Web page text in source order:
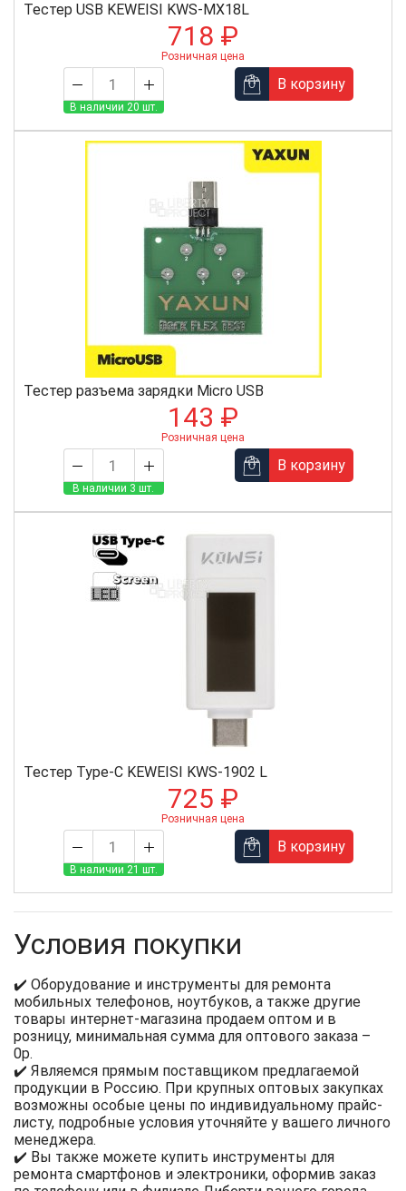
Тестер USB KEWEISI KWS-MX18L
718 ₽
Розничная цена
В наличии 20 шт.
В корзину
Тестер разъема зарядки Micro USB
143 ₽
Розничная цена
В наличии 3 шт.
В корзину
Тестер Type-C KEWEISI KWS-1902 L
725 ₽
Розничная цена
В наличии 21 шт.
В корзину
Условия покупки
✔️ Оборудование и инструменты для ремонта
мобильных телефонов, ноутбуков, а также другие
товары интернет-магазина продаем оптом и в
розницу, минимальная сумма для оптового заказа –
0р.
✔️ Являемся прямым поставщиком предлагаемой
продукции в Россию. При крупных оптовых закупках
возможны особые цены по индивидуальному прайс-
листу, подробные условия уточняйте у вашего личного
менеджера.
✔️ Вы также можете купить инструменты для
ремонта смартфонов и электроники, оформив заказ